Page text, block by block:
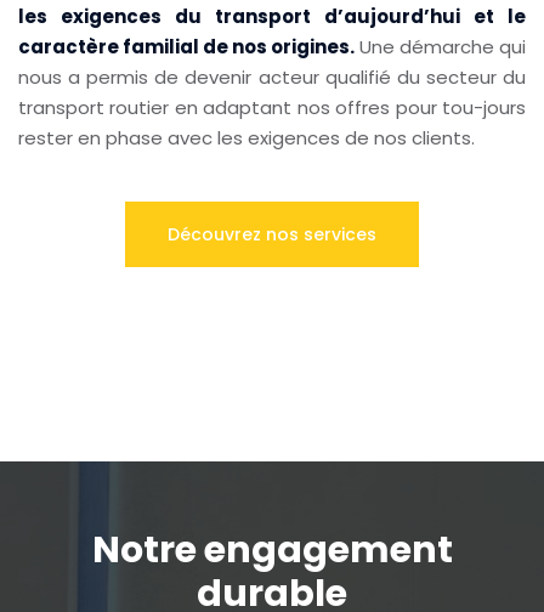
les exigences du transport d’aujourd’hui et le
caractère familial de nos origines.Une démarche qui
nous a permis de devenir acteur qualifié du secteur du
transport routier en adaptant nos offres pour tou-jours
rester en phase avec les exigences de nos clients.
Découvrez nos services
Notre engagement
durable